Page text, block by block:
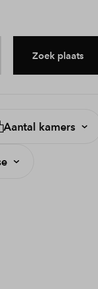
Zoek plaats
Aantal kamers